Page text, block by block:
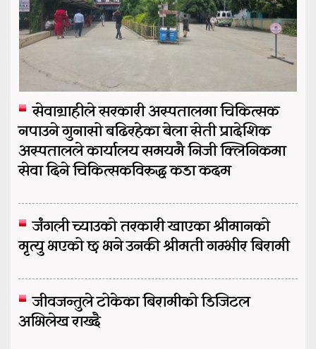
सेवाग्राहीले सरकारी अस्पतालमा चिकित्सक
नपाउने गुनासो बढिरहेका बेला सेती प्रादेशिक
अस्पतालले कार्यालय समयमै निजी क्लिनिकमा
सेवा दिने चिकित्सकविरुद्ध कडा कदम
जंगली च्याउको तरकारी खाएका श्रीमानको
मृत्यु भएको छ भने उनकी श्रीमती गम्भीर बिरामी
जीवजन्तुले टोकेका बिरामीको डिजिटल
अभिलेख राख्दै